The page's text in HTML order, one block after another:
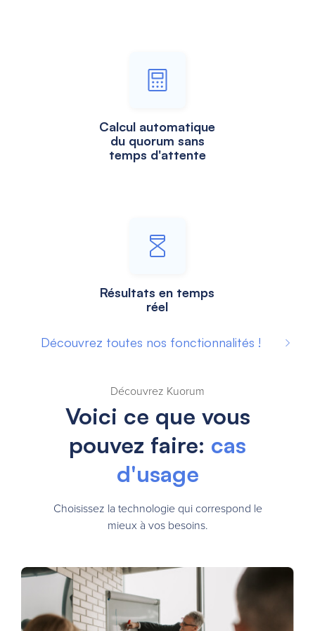
Calcul automatique
du quorum sans
temps d'attente
Résultats en temps
réel
Découvrez toutes nos fonctionnalités !
Découvrez Kuorum
Voici ce que vous
pouvez faire: cas
d'usage
Choisissez la technologie qui correspond le
mieux à vos besoins.